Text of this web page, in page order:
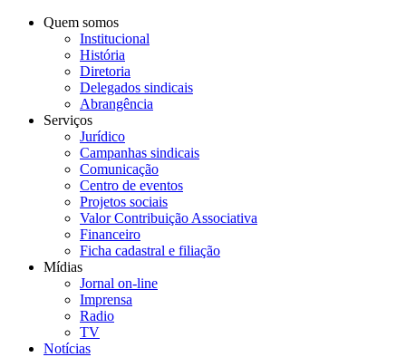
Quem somos
Institucional
História
Diretoria
Delegados sindicais
Abrangência
Serviços
Jurídico
Campanhas sindicais
Comunicação
Centro de eventos
Projetos sociais
Valor Contribuição Associativa
Financeiro
Ficha cadastral e filiação
Mídias
Jornal on-line
Imprensa
Radio
TV
Notícias